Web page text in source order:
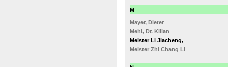
M
Mayer, Dieter
Mehl, Dr. Kilian
Meister Li Jiacheng,
Meister Zhi Chang Li